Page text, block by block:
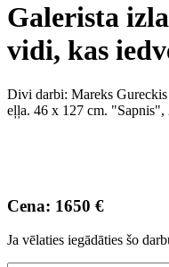
Galerista
vidi, kas
Divi darbi: Mareks
eļļa. 46 x 127 cm.
Cena: 1650 €
Ja vēlaties iegādāties šo